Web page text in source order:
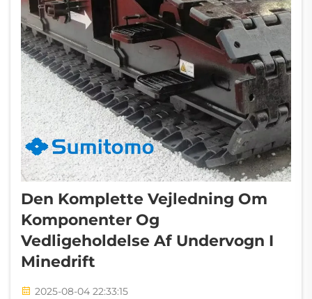
Den Komplette Vejledning Om
Komponenter Og
Vedligeholdelse Af Undervogn I
Minedrift
2025-08-04 22:33:15